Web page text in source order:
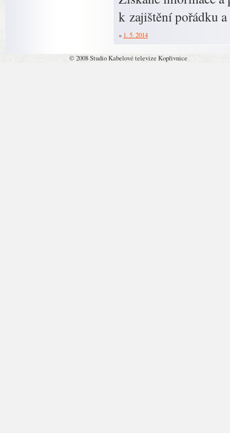
k zajištění pořádku
« 1. 5. 2014
© 2008 Studio Kabelové televize Kopřivnice